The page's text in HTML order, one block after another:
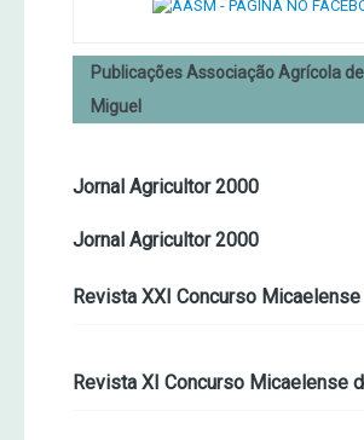
Publicações Associação Agrícola
Miguel
Jornal Agricultor 2000
Jornal Agricultor 2000
Revista XXI Concurso Micaelense
Revista XI Concurso Micaelense